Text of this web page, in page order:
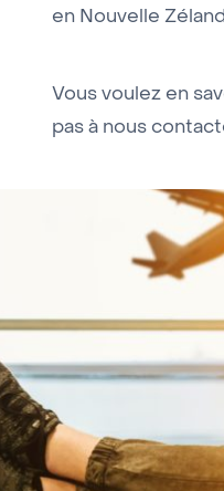
en Nouvelle
Vous voulez en
pas à nous